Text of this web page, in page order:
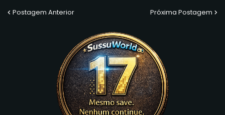
Postagem Anterior Próxima Postagem